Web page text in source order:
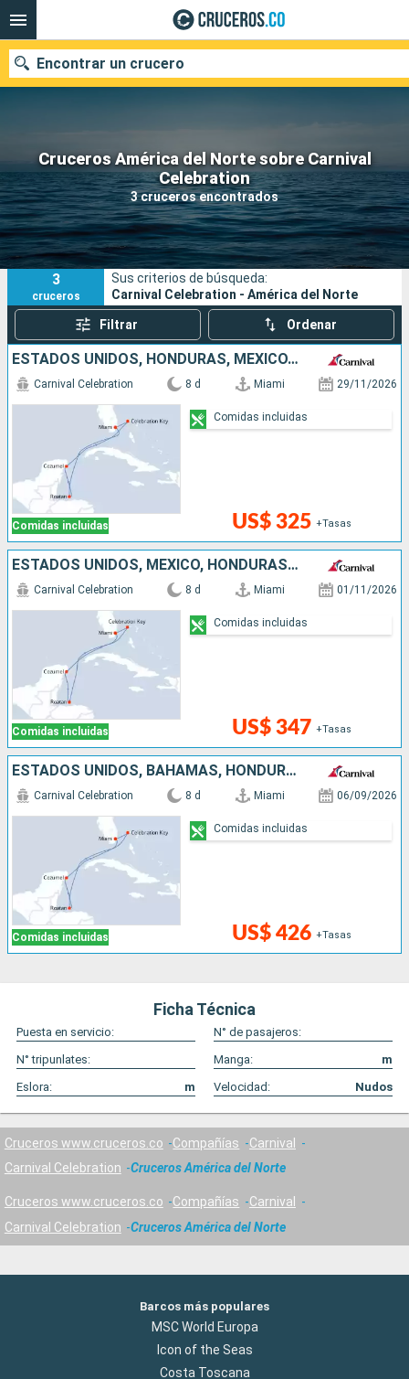
Cruceros América del Norte sobre Carnival
Celebration
3 cruceros encontrados
Encontrar un crucero
Fecha de salida
Buscar
3
cruceros
Sus criterios de búsqueda:
Carnival Celebration - América del Norte
Filtrar Ordenar
ESTADOS UNIDOS, HONDURAS, MÉXICO, BAHAMAS
Comidas incluidas
Carnival Celebration 8 d Miami 29/11/2026
US$ 325 +Tasas
Comidas incluidas
ESTADOS UNIDOS, MÉXICO, HONDURAS, BAHAMAS
Comidas incluidas
Carnival Celebration 8 d Miami 01/11/2026
US$ 347 +Tasas
Comidas incluidas
ESTADOS UNIDOS, BAHAMAS, HONDURAS, MÉXICO
Comidas incluidas
Carnival Celebration 8 d Miami 06/09/2026
US$ 426 +Tasas
Comidas incluidas
Ficha Técnica
Puesta en servicio:
N° de pasajeros:
N° tripunlates:
Manga:
m
Eslora:
m Velocidad: Nudos
Cruceros www.cruceros.co Compañías
Carnival
Carnival Celebration
Cruceros América del Norte
Cruceros www.cruceros.co Compañías
Carnival
Carnival Celebration
Cruceros América del Norte
Barcos más populares
MSC World Europa
Icon of the Seas
Costa Toscana